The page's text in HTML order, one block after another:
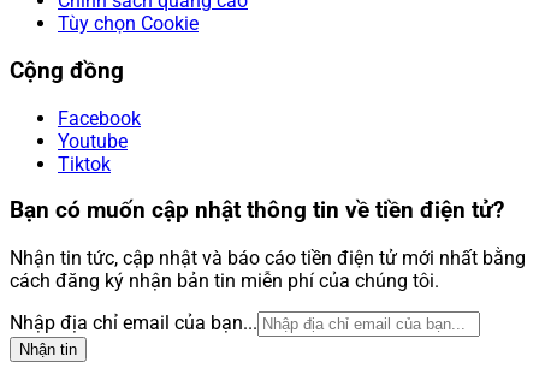
Tùy chọn Cookie
Cộng đồng
Facebook
Youtube
Tiktok
Bạn có muốn cập nhật thông tin về tiền điện tử?
Nhận tin tức, cập nhật và báo cáo tiền điện tử mới nhất bằng
cách đăng ký nhận bản tin miễn phí của chúng tôi.
Nhập địa chỉ email của bạn...
Nhận tin